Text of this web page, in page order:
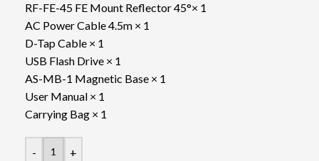
RF-FE-45 FE Mount Reflector 45°× 1
AC Power Cable 4.5m × 1
D-Tap Cable × 1
USB Flash Drive × 1
AS-MB-1 Magnetic Base × 1
User Manual × 1
Carrying Bag × 1
- +